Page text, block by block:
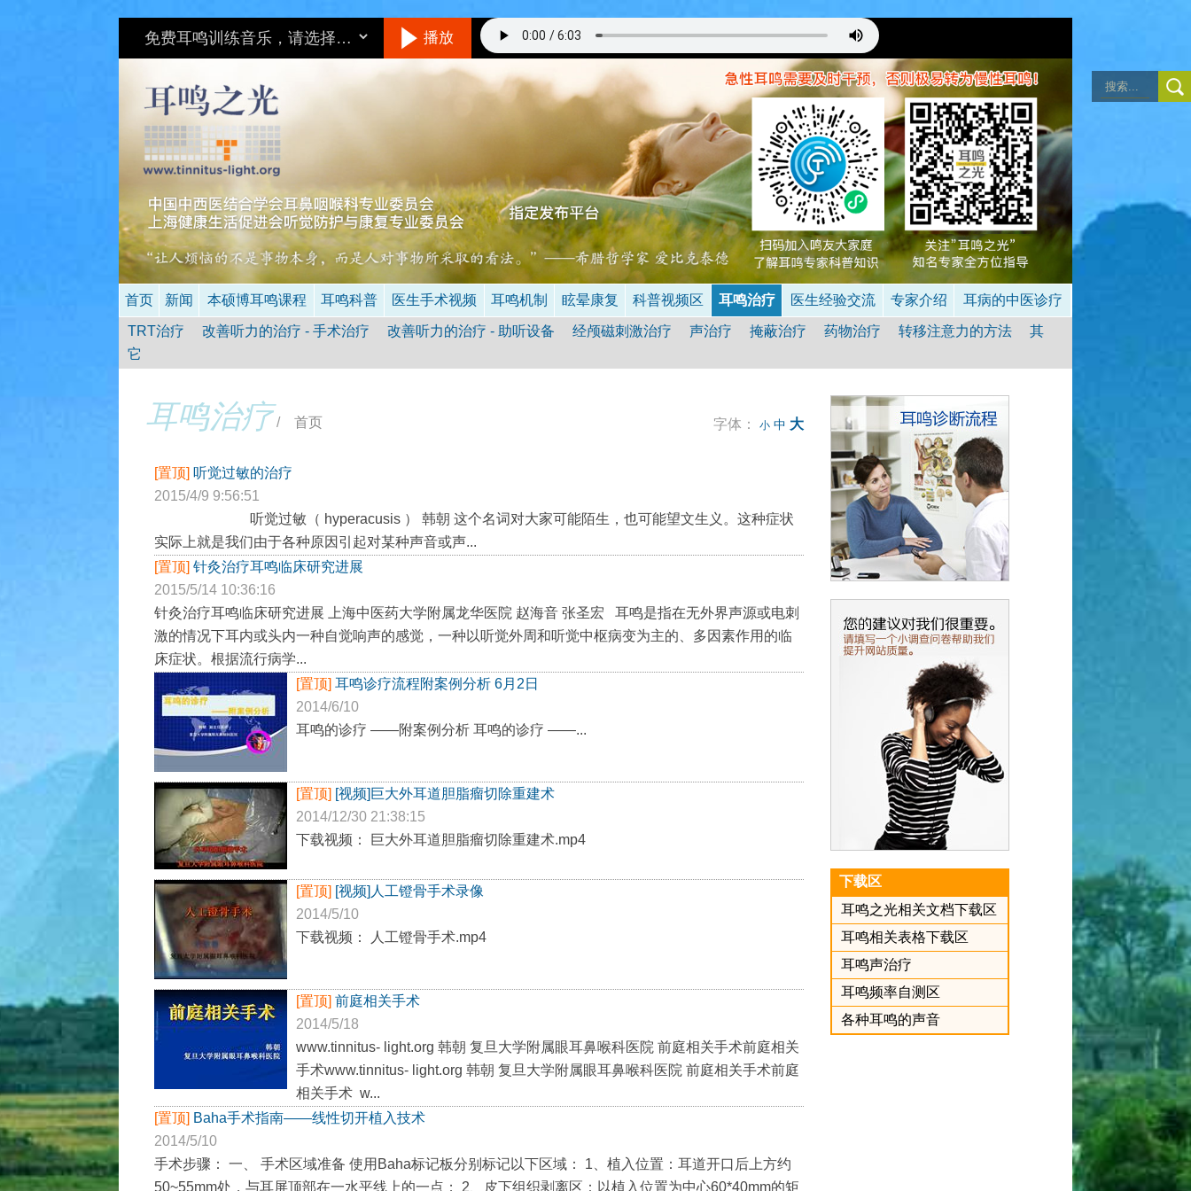
播放
听音乐的方法
在一个相对安静的地方，最好不要用插入式耳机。
与耳鸣的响度差不多，就是说你仔细听可以听到耳鸣。
不要做用脑的事情，保持全神贯注的倾听音乐，做到不去注意耳鸣，
成功的状态是当耳鸣和音乐同时存在时，你只听到了音乐的声音，处于无耳鸣状态
（详见音乐治疗）。
时间：3次/天（睡前一次最重要），多于30分钟/次，1-3个月。
首页 新闻 本硕博耳鸣课程 耳鸣科普 医生手术视频 耳鸣机制 眩晕康复 科普视频区 耳鸣治疗 医生经验交流 专家介绍 耳病的中医诊疗
TRT治疗 改善听力的治疗 - 手术治疗 改善听力的治疗 - 助听设备 经颅磁刺激治疗 声治疗 掩蔽治疗 药物治疗 转移注意力的方法
其
它
耳鸣治疗 /首页 字体：小 中 大
[置顶] 听觉过敏的治疗
2015/4/9 9:56:51
听觉过敏（ hyperacusis ） 韩朝 这个名词对大家可能陌生，也可能望文生义。这种症状
实际上就是我们由于各种原因引起对某种声音或声...
[置顶] 针灸治疗耳鸣临床研究进展
2015/5/14 10:36:16
针灸治疗耳鸣临床研究进展 上海中医药大学附属龙华医院 赵海音 张圣宏 耳鸣是指在无外界声源或电刺
激的情况下耳内或头内一种自觉响声的感觉，一种以听觉外周和听觉中枢病变为主的、多因素作用的临
床症状。根据流行病学...
[置顶] 耳鸣诊疗流程附案例分析 6月2日
2014/6/10
耳鸣的诊疗 ——附案例分析 耳鸣的诊疗 ——...
[置顶] [视频]巨大外耳道胆脂瘤切除重建术
2014/12/30 21:38:15
下载视频： 巨大外耳道胆脂瘤切除重建术.mp4
[置顶] [视频]人工镫骨手术录像
2014/5/10
下载视频： 人工镫骨手术.mp4
[置顶] 前庭相关手术
2014/5/18
www.tinnitus- light.org 韩朝 复旦大学附属眼耳鼻喉科医院 前庭相关手术前庭相关
手术www.tinnitus- light.org 韩朝 复旦大学附属眼耳鼻喉科医院 前庭相关手术前庭
相关手术 w...
[置顶] Baha手术指南——线性切开植入技术
2014/5/10
手术步骤： 一、 手术区域准备 使用Baha标记板分别标记以下区域： 1、植入位置：耳道开口后上方约
50~55mm处，与耳屏顶部在一水平线上的一点； 2、皮下组织剥离区：以植入位置为中心60*40mm的矩
下载区
耳鸣之光相关文档下载区
耳鸣相关表格下载区
耳鸣声治疗
耳鸣频率自测区
各种耳鸣的声音